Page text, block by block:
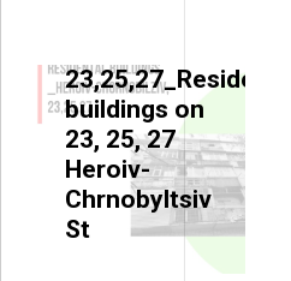
23,25,27_Residential
buildings on
23, 25, 27
Heroiv-
Chrnobyltsiv
St
HUB OF RECOVERY